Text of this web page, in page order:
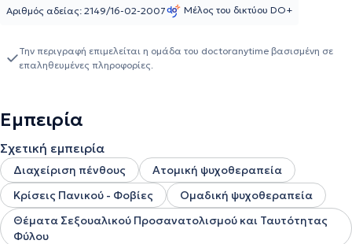
Αριθμός αδείας: 2149/16-02-2007 Μέλος του δικτύου DO+
Την περιγραφή επιμελείται η ομάδα του doctoranytime βασισμένη σε
επαληθευμένες πληροφορίες.
Εμπειρία
Σχετική εμπειρία
Διαχείριση πένθους
Ατομική ψυχοθεραπεία
Κρίσεις Πανικού - Φοβίες
Ομαδική ψυχοθεραπεία
Θέματα Σεξουαλικού Προσανατολισμού και Ταυτότητας
Φύλου